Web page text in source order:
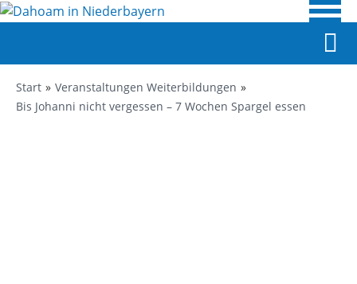
Start
Veranstaltungen Weiterbildungen
Bis Johanni nicht vergessen – 7 Wochen Spargel essen